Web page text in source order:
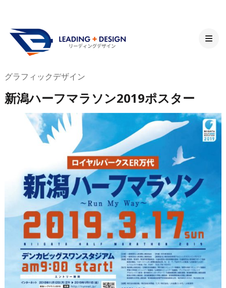
グラフィックデザイン
新潟ハーフマラソン2019ポスター